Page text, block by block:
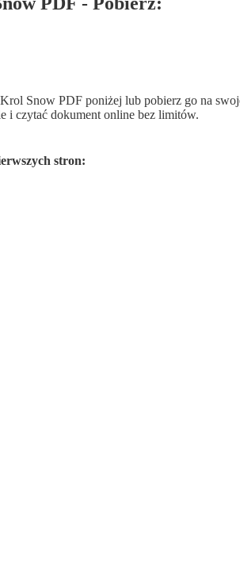
Snow PDF poniżej lub pobierz go na
i czytać dokument online bez limitów.
stron: